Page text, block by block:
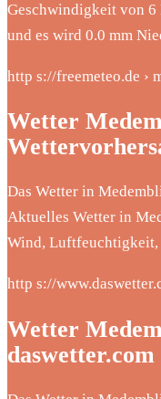
Geschwindigkeit von
und es wird 0.0 mm
http s://freemeteo.de ›
Wetter
Das Wetter in
Aktuelles Wetter in
Wind,
http s://
Wetter